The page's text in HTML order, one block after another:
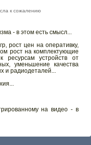
к сожалению
- в этом есть смысл...
рост цен на оперативку,
рост на комплектующие
ресурсам устройств от
уменьшение качества
и радиодеталей...
на видео - в